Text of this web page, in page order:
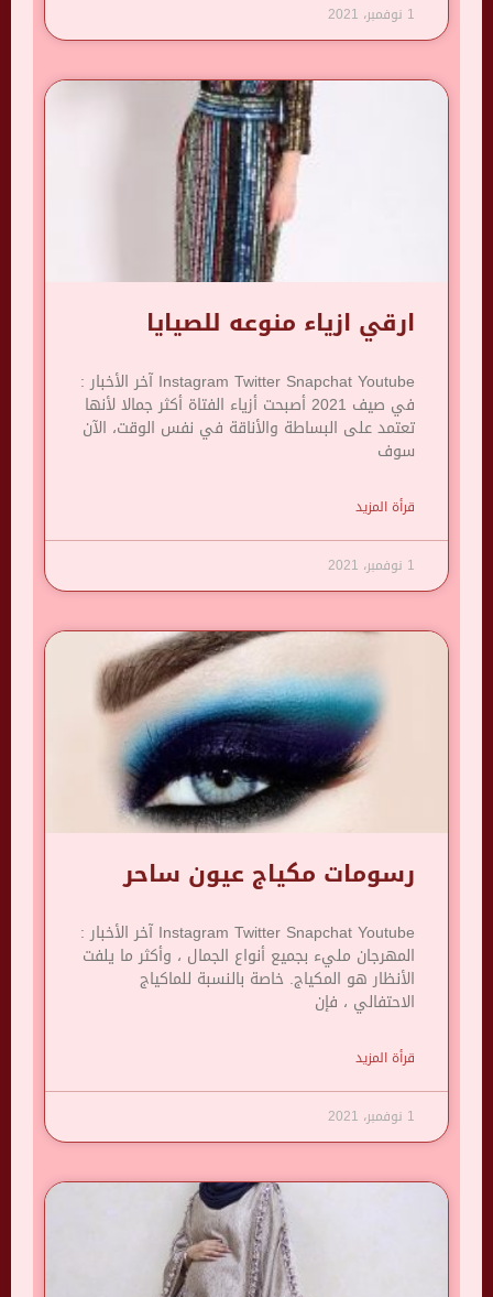
1 نوفمبر، 2021
ارقي ازياء منوعه للصيايا
Instagram Twitter Snapchat Youtube آخر الأخبار :
في صيف 2021 أصبحت أزياء الفتاة أكثر جمالا لأنها
تعتمد على البساطة والأناقة في نفس الوقت، الآن
سوف
قرأة المزيد
1 نوفمبر، 2021
رسومات مكياج عيون ساحر
Instagram Twitter Snapchat Youtube آخر الأخبار :
المهرجان مليء بجميع أنواع الجمال ، وأكثر ما يلفت
الأنظار هو المكياج. خاصة بالنسبة للماكياج
الاحتفالي ، فإن
قرأة المزيد
1 نوفمبر، 2021